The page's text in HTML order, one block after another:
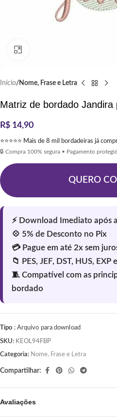
Início Nome, Frase e Letra
Matriz de bordado Jandira
R$ 14,90
⭐⭐⭐⭐⭐ Mais de 8 mil bordadeiras já
🔒 Compra 100% segura • Pagamento
QUERO
Tipo : Arquivo para download
SKU: KEOL94FBP
Categoria: Nome, Frase e Letra
Compartilhar:
Avaliações